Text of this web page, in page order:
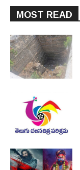
MOST READ